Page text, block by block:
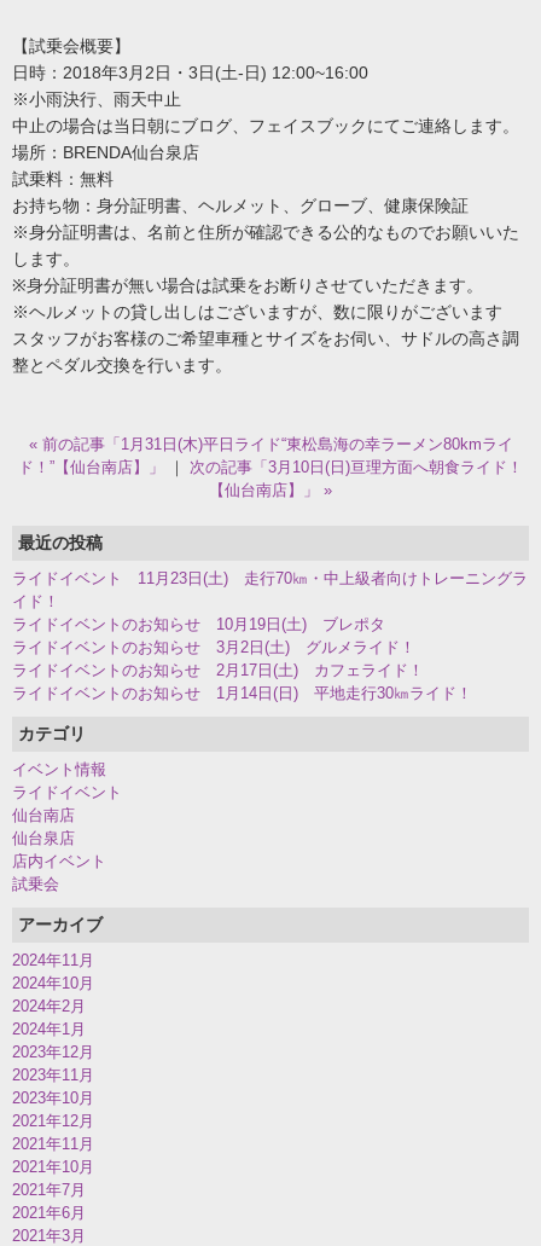
【試乗会概要】
日時：2018年3月2日・3日(土-日) 12:00~16:00
※小雨決行、雨天中止
中止の場合は当日朝にブログ、フェイスブックにてご連絡します。
場所：BRENDA仙台泉店
試乗料：無料
お持ち物：身分証明書、ヘルメット、グローブ、健康保険証
※身分証明書は、名前と住所が確認できる公的なものでお願いいた
します。
※身分証明書が無い場合は試乗をお断りさせていただきます。
※ヘルメットの貸し出しはございますが、数に限りがございます
スタッフがお客様のご希望車種とサイズをお伺い、サドルの高さ調
整とペダル交換を行います。
« 前の記事「1月31日(木)平日ライド“東松島海の幸ラーメン80kmライ
ド！”【仙台南店】」
｜ 次の記事「3月10日(日)亘理方面へ朝食ライド！
【仙台南店】」 »
最近の投稿
ライドイベント 11月23日(土) 走行70㎞・中上級者向けトレーニングラ
イド！
ライドイベントのお知らせ 10月19日(土) ブレポタ
ライドイベントのお知らせ 3月2日(土) グルメライド！
ライドイベントのお知らせ 2月17日(土) カフェライド！
ライドイベントのお知らせ 1月14日(日) 平地走行30㎞ライド！
カテゴリ
イベント情報
ライドイベント
仙台南店
仙台泉店
店内イベント
試乗会
アーカイブ
2024年11月
2024年10月
2024年2月
2024年1月
2023年12月
2023年11月
2023年10月
2021年12月
2021年11月
2021年10月
2021年7月
2021年6月
2021年3月